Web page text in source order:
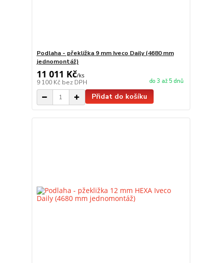
Podlaha - překližka 9 mm Iveco Daily (4680 mm
jednomontáž)
11 011 Kč/ks
9 100 Kč bez DPH do 3 až 5 dnů
Přidat do košíku